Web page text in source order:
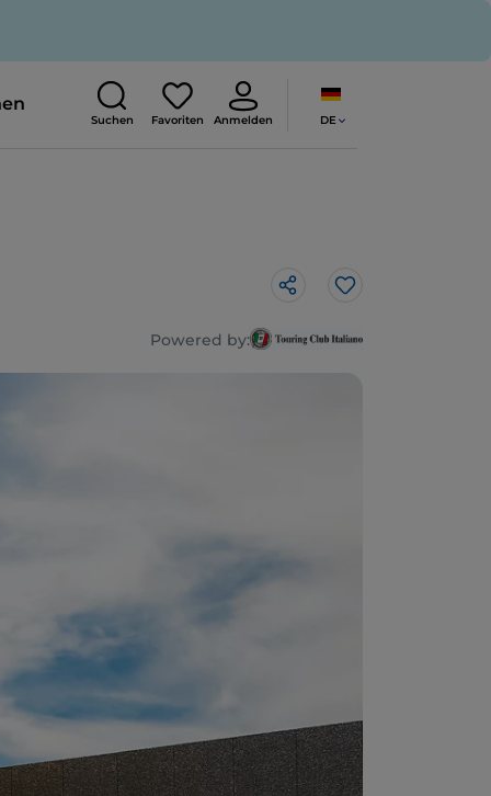
Suchen Favoriten Anmelden DE
Like
Powered by: